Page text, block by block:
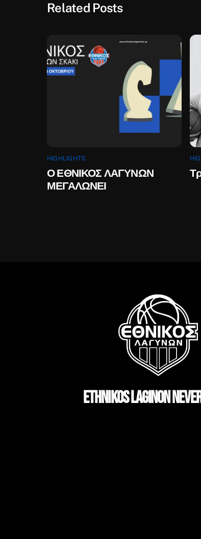
Related Posts
HIGHLIGHTS
Ο ΕΘΝΙΚΟΣ ΛΑΓΥΝΩΝ
ΜΕΓΑΛΩΝΕΙ
ETHNIKOS LAGINON